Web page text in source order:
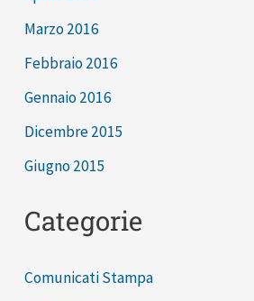
Marzo 2016
Febbraio 2016
Gennaio 2016
Dicembre 2015
Giugno 2015
Categorie
Comunicati Stampa